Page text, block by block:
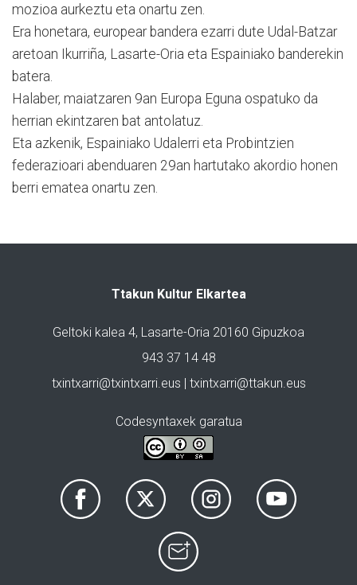
mozioa aurkeztu eta onartu zen.
Era honetara, europear bandera ezarri dute Udal-Batzar
aretoan Ikurriña, Lasarte-Oria eta Espainiako banderekin
batera.
Halaber, maiatzaren 9an Europa Eguna ospatuko da
herrian ekintzaren bat antolatuz.
Eta azkenik, Espainiako Udalerri eta Probintzien
federazioari abenduaren 29an hartutako akordio honen
berri ematea onartu zen.
Ttakun Kultur Elkartea
Geltoki kalea 4, Lasarte-Oria 20160 Gipuzkoa
943 37 14 48
txintxarri@txintxarri.eus | txintxarri@ttakun.eus
Codesyntaxek garatua